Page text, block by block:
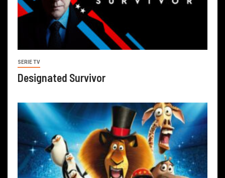
SERIE TV
Designated Survivor